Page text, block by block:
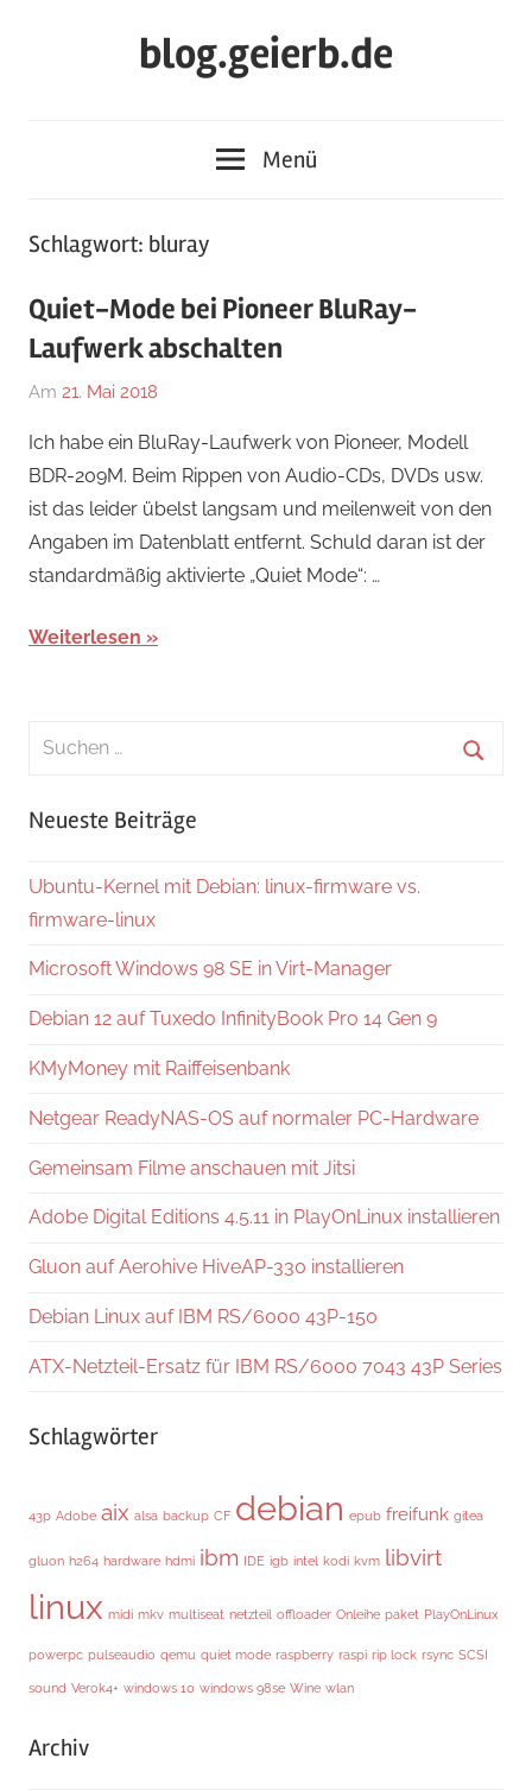
blog.geierb.de
Menü
Schlagwort: bluray
Quiet-Mode bei Pioneer BluRay-
Laufwerk abschalten
Am 21. Mai 2018
Ich habe ein BluRay-Laufwerk von Pioneer, Modell
BDR-209M. Beim Rippen von Audio-CDs, DVDs usw.
ist das leider übelst langsam und meilenweit von den
Angaben im Datenblatt entfernt. Schuld daran ist der
standardmäßig aktivierte „Quiet Mode“: …
Weiterlesen
Suchen
Neueste Beiträge
Ubuntu-Kernel mit Debian: linux-firmware vs.
firmware-linux
Microsoft Windows 98 SE in Virt-Manager
Debian 12 auf Tuxedo InfinityBook Pro 14 Gen 9
KMyMoney mit Raiffeisenbank
Netgear ReadyNAS-OS auf normaler PC-Hardware
Gemeinsam Filme anschauen mit Jitsi
Adobe Digital Editions 4.5.11 in PlayOnLinux installieren
Gluon auf Aerohive HiveAP-330 installieren
Debian Linux auf IBM RS/6000 43P-150
ATX-Netzteil-Ersatz für IBM RS/6000 7043 43P Series
Schlagwörter
43p Adobe aix alsa backup CF debian epub freifunk gitea
gluon h264 hardware hdmi ibm IDE igb intel kodi kvm libvirt
linux midi mkv multiseat netzteil offloader Onleihe paket PlayOnLinux
powerpc pulseaudio qemu quiet mode raspberry raspi rip lock rsync SCSI
sound Verok4+ windows 10 windows 98se Wine wlan
Archiv